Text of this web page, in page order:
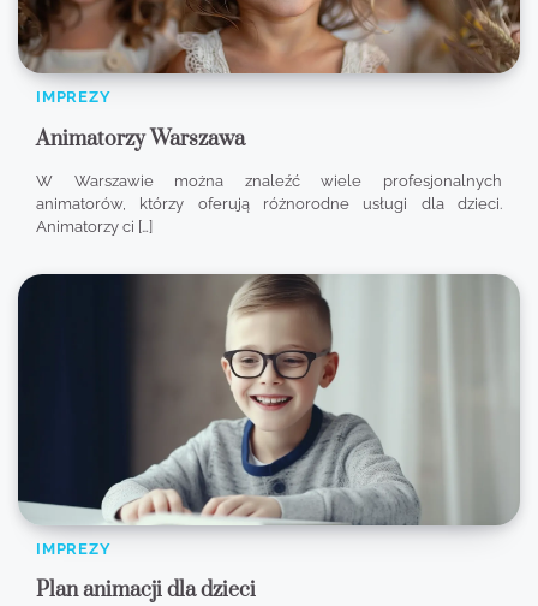
IMPREZY
Animatorzy Warszawa
W Warszawie można znaleźć wiele profesjonalnych
animatorów, którzy oferują różnorodne usługi dla dzieci.
Animatorzy ci […]
IMPREZY
Plan animacji dla dzieci